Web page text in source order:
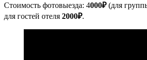
Стоимость фотовыезда: 4000₽(для
для гостей отеля 2000₽.